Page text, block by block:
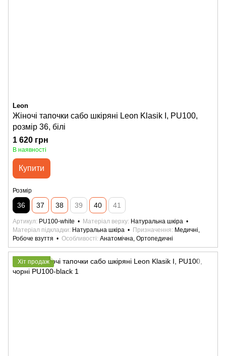
Leon
Жіночі тапочки сабо шкіряні Leon Klasik I, PU100,
розмір 36, білі
1 620 грн
В наявності
Купити
Розмір
36 37 38 39 40 41
Артикул PU100-white Матеріал верху Натуральна шкіра
Матеріал підкладки
Натуральна шкіра Призначення
Медичні,
Робоче взуття
Особливості Анатомічна, Ортопедичні
Хіт продаж